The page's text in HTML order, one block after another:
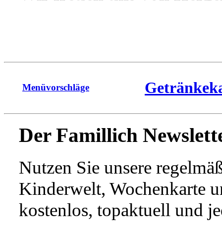
Menüvorschläge
Der Famillich
Nutzen Sie unsere
Kinderwelt, Wochenkarte
kostenlos, topaktuell und